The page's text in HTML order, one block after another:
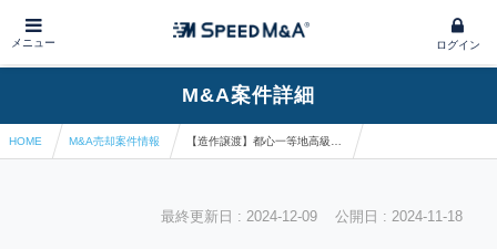
メニュー ログイン
M&A案件詳細
HOME M&A売却案件情報
最終更新日 : 2024-12-09 公開日 : 2024-11-18